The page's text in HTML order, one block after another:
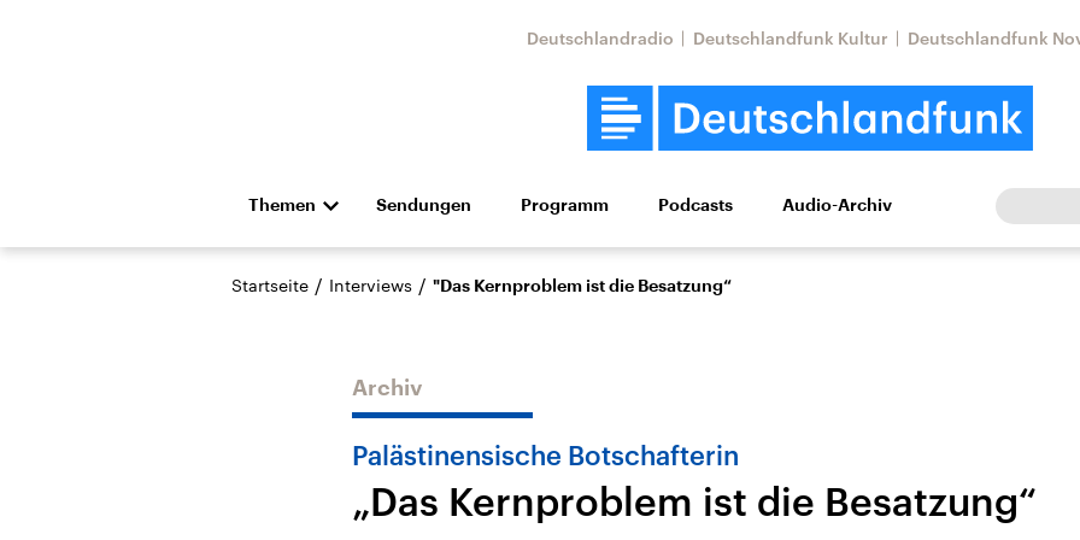
Deutschlandradio Deutschlandfunk Kultur Deutschlandfunk
Themen
Die Nachrichten Politik Wirtschaft Wissen Kultur Europa
Hörspiel und Feature Musik
Landtagswahl Sachsen-
Anhalt 2026
USA
Aktuelle Beiträge,
Nahostkonflikt
Iran
Aktuelle Lage und
Sendungen Programm Podcasts Audio-Archiv
Startseite / Interviews / "Das Kernproblem ist die Besatzung“
Archiv
Palästinensische Botschafterin
„Das Kernproblem ist die Besatzung“